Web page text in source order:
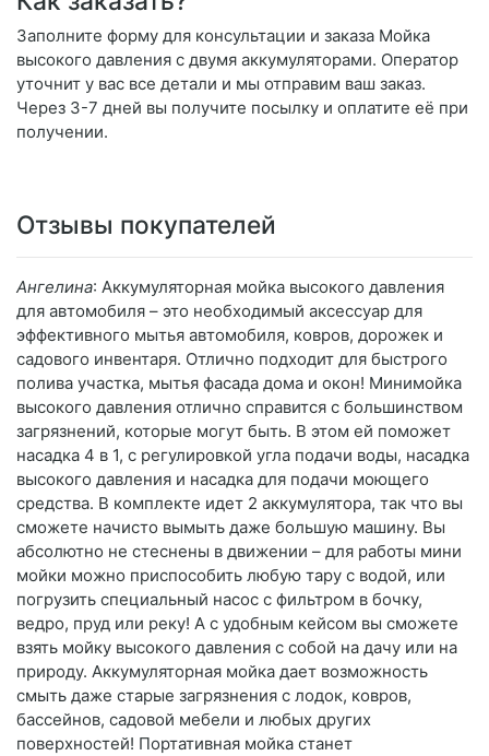
Заполните форму для консультации и заказа Мойка
высокого давления с двумя аккумуляторами. Оператор
уточнит у вас все детали и мы отправим ваш заказ.
Через 3-7 дней вы получите посылку и оплатите её при
получении.
Отзывы покупателей
Ангелина: Аккумуляторная мойка высокого давления
для автомобиля – это необходимый аксессуар для
эффективного мытья автомобиля, ковров, дорожек и
садового инвентаря. Отлично подходит для быстрого
полива участка, мытья фасада дома и окон! Минимойка
высокого давления отлично справится с большинством
загрязнений, которые могут быть. В этом ей поможет
насадка 4 в 1, с регулировкой угла подачи воды, насадка
высокого давления и насадка для подачи моющего
средства. В комплекте идет 2 аккумулятора, так что вы
сможете начисто вымыть даже большую машину. Вы
абсолютно не стеснены в движении – для работы мини
мойки можно приспособить любую тару с водой, или
погрузить специальный насос с фильтром в бочку,
ведро, пруд или реку! А с удобным кейсом вы сможете
взять мойку высокого давления с собой на дачу или на
природу. Аккумуляторная мойка дает возможность
смыть даже старые загрязнения с лодок, ковров,
бассейнов, садовой мебели и любых других
поверхностей! Портативная мойка станет